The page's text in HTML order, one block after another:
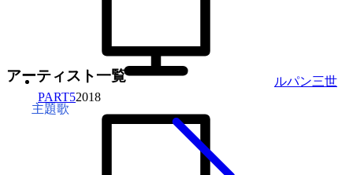
ルパン三世
PART52018
アーティスト一覧
主題歌